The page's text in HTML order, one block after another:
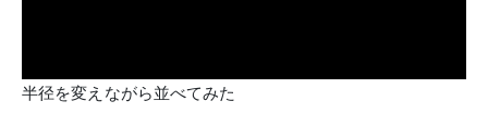
半径を変えながら並べてみた